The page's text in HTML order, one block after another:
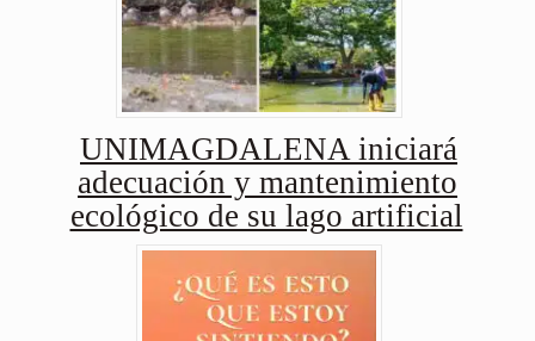
UNIMAGDALENA iniciará
adecuación y mantenimiento
ecológico de su lago artificial